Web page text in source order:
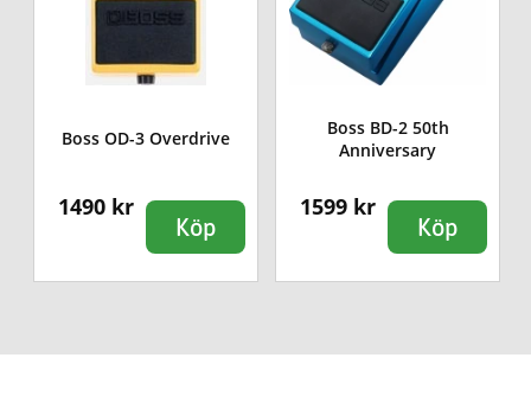
Boss OD-3 Overdrive
1490 kr
Köp
Boss BD-2 50th
Anniversary
1599 kr
Köp